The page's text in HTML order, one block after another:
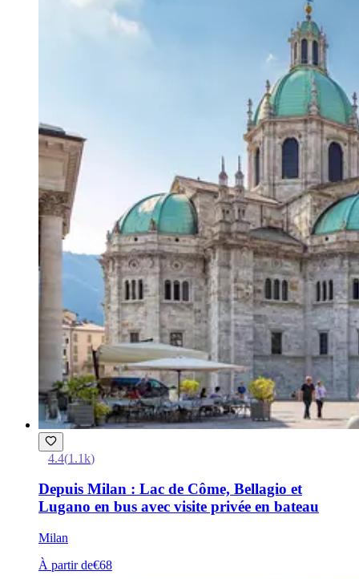
4.4(1.1k)
Depuis Milan : Lac de Côme, Bellagio et
Lugano en bus avec visite privée en bateau
Milan
À partir de€68